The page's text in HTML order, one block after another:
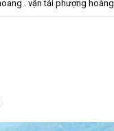
. vận tải phượng hoàng